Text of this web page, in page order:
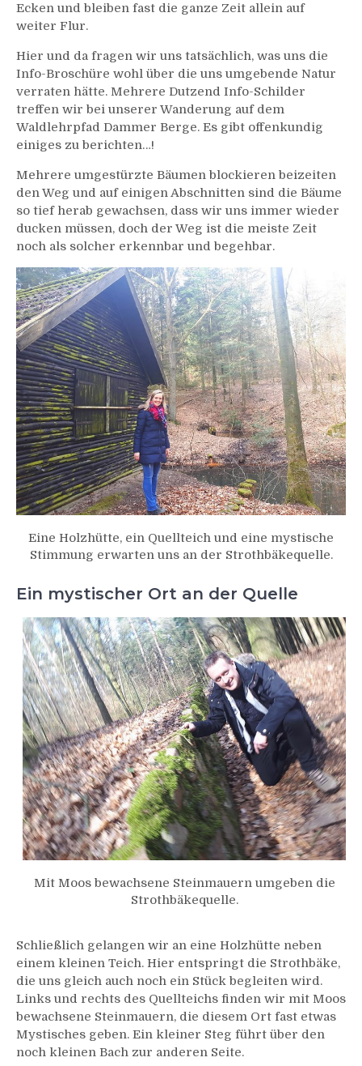
Ecken und bleiben fast die ganze Zeit allein auf
weiter Flur.
Hier und da fragen wir uns tatsächlich, was uns die
Info-Broschüre wohl über die uns umgebende Natur
verraten hätte. Mehrere Dutzend Info-Schilder
treffen wir bei unserer Wanderung auf dem
Waldlehrpfad Dammer Berge. Es gibt offenkundig
einiges zu berichten…!
Mehrere umgestürzte Bäumen blockieren beizeiten
den Weg und auf einigen Abschnitten sind die Bäume
so tief herab gewachsen, dass wir uns immer wieder
ducken müssen, doch der Weg ist die meiste Zeit
noch als solcher erkennbar und begehbar.
Eine Holzhütte, ein Quellteich und eine mystische
Stimmung erwarten uns an der Strothbäkequelle.
Ein mystischer Ort an der Quelle
Mit Moos bewachsene Steinmauern umgeben die
Strothbäkequelle.
Schließlich gelangen wir an eine Holzhütte neben
einem kleinen Teich. Hier entspringt die Strothbäke,
die uns gleich auch noch ein Stück begleiten wird.
Links und rechts des Quellteichs finden wir mit Moos
bewachsene Steinmauern, die diesem Ort fast etwas
Mystisches geben. Ein kleiner Steg führt über den
noch kleinen Bach zur anderen Seite.